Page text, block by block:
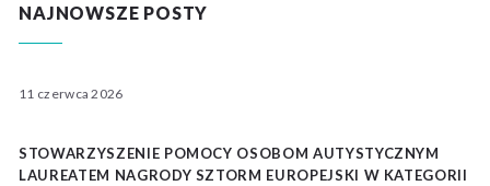
NAJNOWSZE POSTY
11 czerwca 2026
STOWARZYSZENIE POMOCY OSOBOM AUTYSTYCZNYM
LAUREATEM NAGRODY SZTORM EUROPEJSKI W KATEGORII